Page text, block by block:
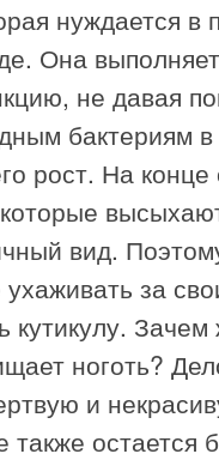
нуждается в
Она
не давая
бактериям в
рост. На
вид.
за
кутикулу. Зачем
ноготь?
и
также остается